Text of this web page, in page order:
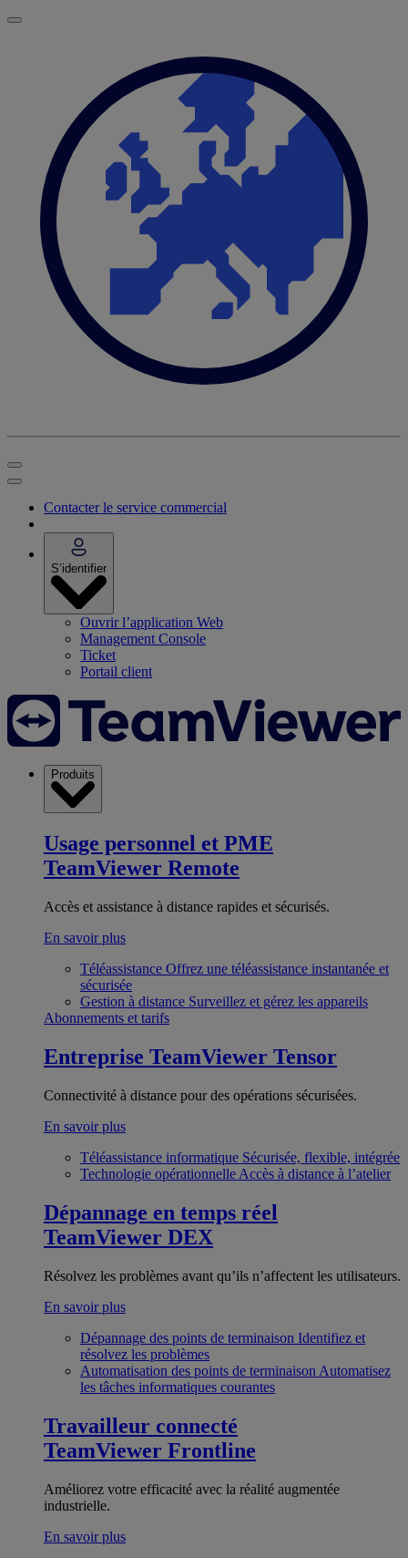
Contacter le service commercial
S’identifier
Ouvrir l’application Web
Management Console
Ticket
Portail client
Produits
Usage personnel et PME
TeamViewer Remote
Accès et assistance à distance rapides et sécurisés.
En savoir plus
Téléassistance Offrez une téléassistance instantanée et
sécurisée
Gestion à distance Surveillez et gérez les appareils
Abonnements et tarifs
Entreprise TeamViewer Tensor
Connectivité à distance pour des opérations sécurisées.
En savoir plus
Téléassistance informatique Sécurisée, flexible, intégrée
Technologie opérationnelle Accès à distance à l’atelier
Dépannage en temps réel
TeamViewer DEX
Résolvez les problèmes avant qu’ils n’affectent les utilisateurs.
En savoir plus
Dépannage des points de terminaison Identifiez et
résolvez les problèmes
Automatisation des points de terminaison Automatisez
les tâches informatiques courantes
Travailleur connecté
TeamViewer Frontline
Améliorez votre efficacité avec la réalité augmentée
industrielle.
En savoir plus